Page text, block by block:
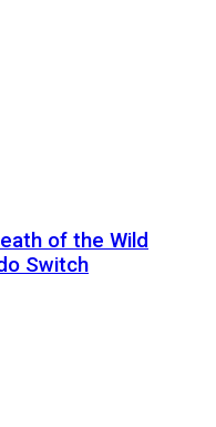
of the Wild
Switch